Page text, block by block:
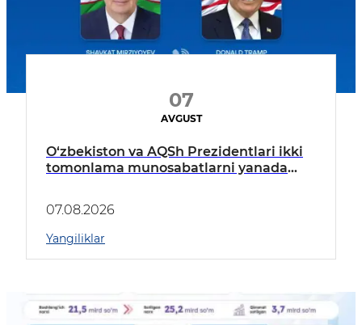
07
AVGUST
O‘zbekiston va AQSh Prezidentlari ikki
tomonlama munosabatlarni yanada
07.08.2026
Yangiliklar